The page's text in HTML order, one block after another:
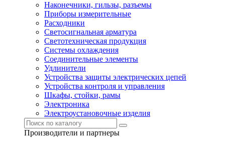
Наконечники, гильзы, разъемы
Приборы измерительные
Расходники
Светосигнальная арматура
Светотехническая продукция
Системы охлаждения
Соединительные элементы
Удлинители
Устройства защиты электрических цепей
Устройства контроля и управления
Шкафы, стойки, рамы
Электроника
Электроустановочные изделия
Производители и партнеры